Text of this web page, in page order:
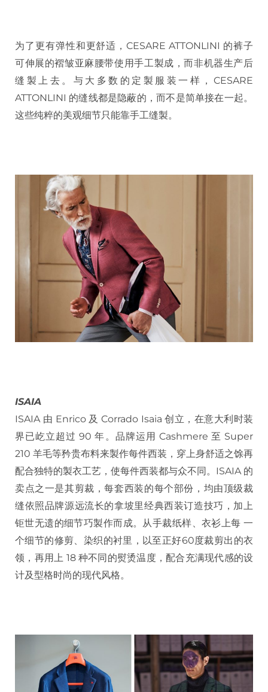
为了更有弹性和更舒适，CESARE ATTONLINI 的裤子
可伸展的褶皱亚麻腰带使用手工製成，而非机器生产后
缝製上去。与大多数的定製服装一样，CESARE
ATTONLINI 的缝线都是隐蔽的，而不是简单接在一起。
这些纯粹的美观细节只能靠手工缝製。
ISAIA
ISAIA 由 Enrico 及 Corrado Isaia 创立，在意大利时装
界已屹立超过 90 年。品牌运用 Cashmere 至 Super
210 羊毛等矜贵布料来製作每件西装，穿上身舒适之馀再
配合独特的製衣工艺，使每件西装都与众不同。ISAIA 的
卖点之一是其剪裁，每套西装的每个部份，均由顶级裁
缝依照品牌源远流长的拿坡里经典西装订造技巧，加上
钜世无遗的细节巧製作而成。从手裁纸样、衣衫上每 一
个细节的修剪、染织的衬里，以至正好60度裁剪出的衣
领，再用上 18 种不同的熨烫温度，配合充满现代感的设
计及型格时尚的现代风格。